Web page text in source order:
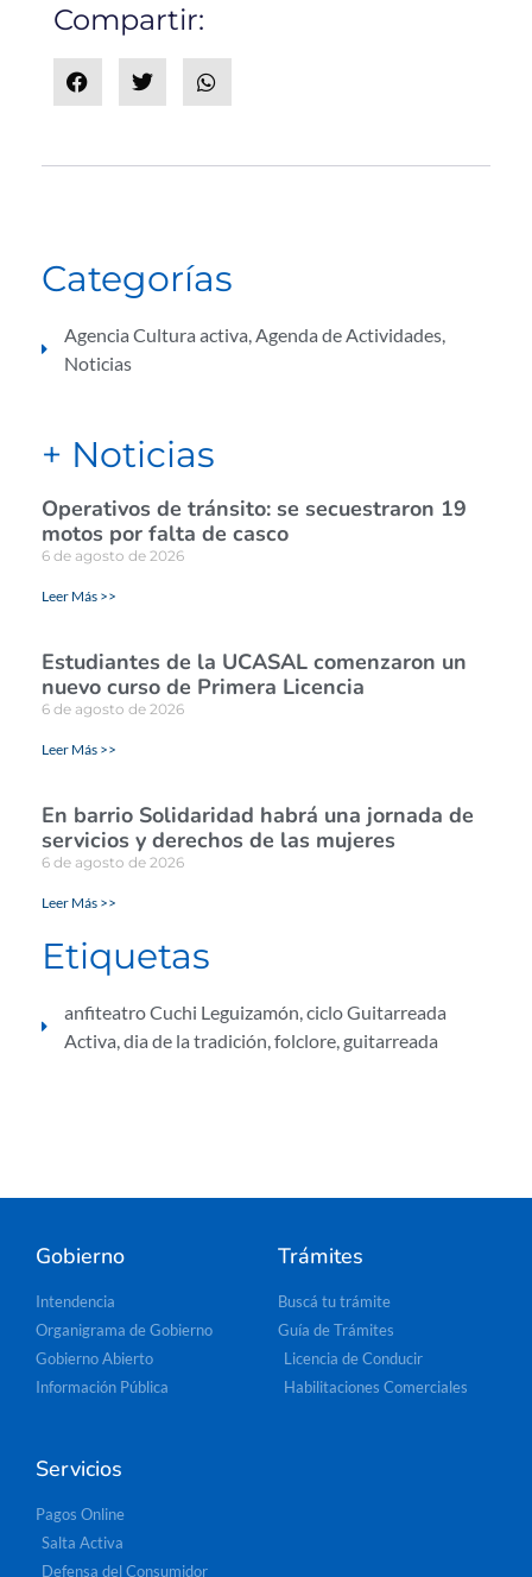
Compartir:
Categorías
Agencia Cultura activa Agenda de Actividades
Noticias
+ Noticias
Operativos de tránsito: se secuestraron 19
motos por falta de casco
6 de agosto de 2026
Leer Más >>
Estudiantes de la UCASAL comenzaron un
nuevo curso de Primera Licencia
6 de agosto de 2026
Leer Más >>
En barrio Solidaridad habrá una jornada de
servicios y derechos de las mujeres
6 de agosto de 2026
Leer Más >>
Etiquetas
anfiteatro Cuchi Leguizamón ciclo Guitarreada
Activa dia de la tradición folclore guitarreada
Gobierno
Intendencia
Organigrama de Gobierno
Gobierno Abierto
Información Pública
Trámites
Buscá tu trámite
Guía de Trámites
Licencia de Conducir
Habilitaciones Comerciales
Servicios
Pagos Online
Salta Activa
Defensa del Consumidor